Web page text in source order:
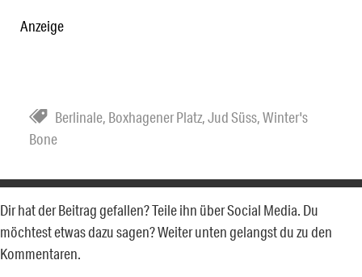
Anzeige
Berlinale, Boxhagener Platz,Jud Süss,Winter's
Bone
Dir hat der Beitrag gefallen? Teile ihn über Social Media. Du
möchtest etwas dazu sagen? Weiter unten gelangst du zu den
Kommentaren.